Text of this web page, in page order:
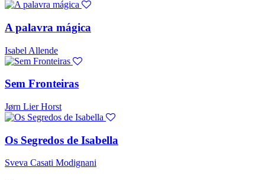
A palavra mágica
Isabel Allende
Sem Fronteiras
Jørn Lier Horst
Os Segredos de Isabella
Sveva Casati Modignani